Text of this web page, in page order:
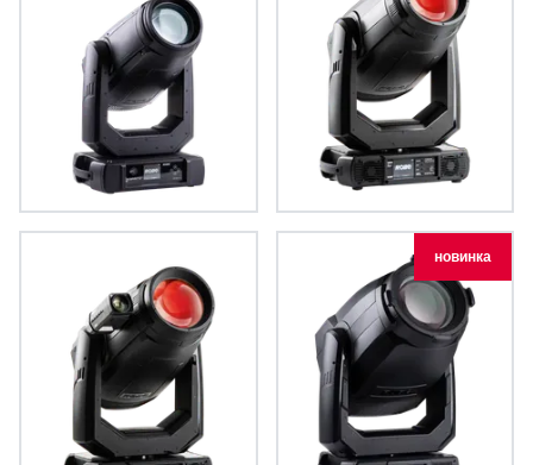
iESPRITE® ESPRITE®
новинка